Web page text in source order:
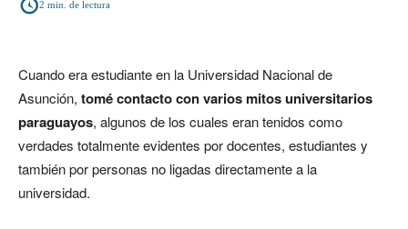
2 min. de lectura
Cuando era estudiante en la Universidad Nacional de
Asunción, tomé contacto con varios mitos universitarios
paraguayos, algunos de los cuales eran tenidos como
verdades totalmente evidentes por docentes, estudiantes y
también por personas no ligadas directamente a la
universidad.